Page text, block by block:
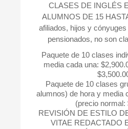
CLASES DE INGLÉS
ALUMNOS DE 15
afiliados, hijos y
pensionados, no son
Paquete de 10 clases
media cada una:
Paquete de 10 clases
alumnos) de hora y media
(precio normal:
REVISIÓN DE ESTILO
VITAE REDACTADO